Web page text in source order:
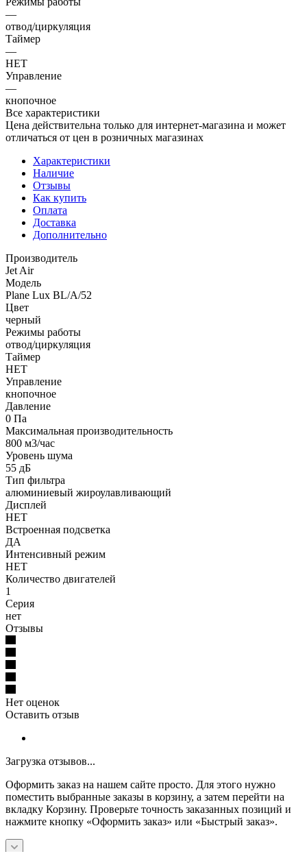
—
отвод/циркуляция
Таймер
—
НЕТ
Управление
—
кнопочное
Все характеристики
Цена действительна только для интернет-магазина и может
отличаться от цен в розничных магазинах
Характеристики
Наличие
Отзывы
Как купить
Оплата
Доставка
Дополнительно
Производитель
Jet Air
Модель
Plane Lux BL/A/52
Цвет
черный
Режимы работы
отвод/циркуляция
Таймер
НЕТ
Управление
кнопочное
Давление
0 Па
Максимальная производительность
800 м3/час
Уровень шума
55 дБ
Тип фильтра
алюминиевый жироулавливающий
Дисплей
НЕТ
Встроенная подсветка
ДА
Интенсивный режим
НЕТ
Количество двигателей
1
Серия
нет
Отзывы
Нет оценок
Оставить отзыв
Загрузка отзывов...
Оформить заказ на нашем сайте просто. Для этого нужно
поместить выбранные заказы в корзину, а затем перейти на
вкладку Корзину. Проверьте точность заказанных позиций и
нажмите кнопку «Оформить заказ» или «Быстрый заказ».